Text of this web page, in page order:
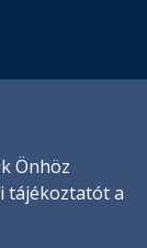
Önhöz
tájékoztatót a